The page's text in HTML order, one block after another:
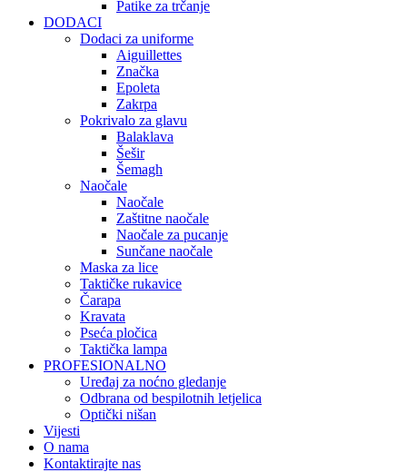
Patike za trčanje
DODACI
Dodaci za uniforme
Aiguillettes
Značka
Epoleta
Zakrpa
Pokrivalo za glavu
Balaklava
Šešir
Šemagh
Naočale
Naočale
Zaštitne naočale
Naočale za pucanje
Sunčane naočale
Maska za lice
Taktičke rukavice
Čarapa
Kravata
Pseća pločica
Taktička lampa
PROFESIONALNO
Uređaj za noćno gledanje
Odbrana od bespilotnih letjelica
Optički nišan
Vijesti
O nama
Kontaktirajte nas